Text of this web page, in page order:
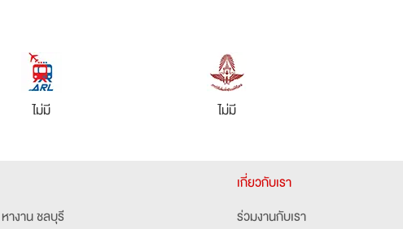
ไม่มี ไม่มี
หางาน ชลบุรี
เกี่ยวกับเรา
ร่วมงานกับเรา